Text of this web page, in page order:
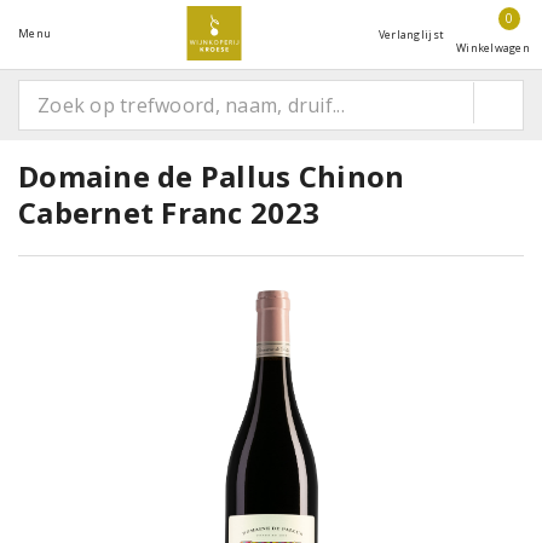
Menu Verlanglijst
0
Winkelwagen
Domaine de Pallus Chinon
Cabernet Franc 2023